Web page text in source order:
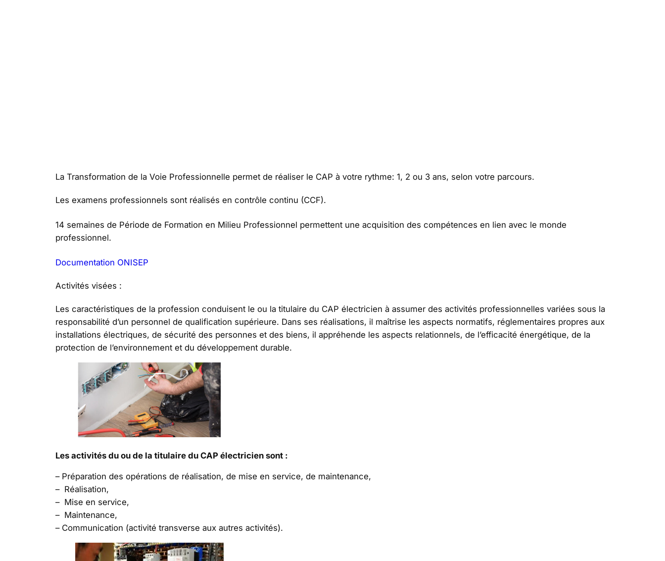
La Transformation de la Voie Professionnelle permet de réaliser le CAP à votre rythme: 1, 2 ou 3 ans, selon votre parcours.
Les examens professionnels sont réalisés en contrôle continu (CCF).
14 semaines de Période de Formation en Milieu Professionnel permettent une acquisition des compétences en lien avec le monde
professionnel.
Documentation ONISEP
Activités visées :
Les caractéristiques de la profession conduisent le ou la titulaire du CAP électricien à assumer des activités professionnelles variées sous la
responsabilité d’un personnel de qualification supérieure. Dans ses réalisations, il maîtrise les aspects normatifs, réglementaires propres aux
installations électriques, de sécurité des personnes et des biens, il appréhende les aspects relationnels, de l’efficacité énergétique, de la
protection de l’environnement et du développement durable.
Les activités du ou de la titulaire du CAP électricien sont :
– Préparation des opérations de réalisation, de mise en service, de maintenance,
– Réalisation,
– Mise en service,
– Maintenance,
– Communication (activité transverse aux autres activités).